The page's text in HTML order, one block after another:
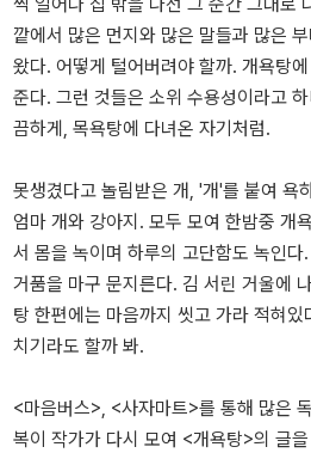
깥에서 많은 먼지와 많은 말들과 많은
왔다. 어떻게 털어버려야 할까. 개욕탕
준다. 그런 것들은 소위 수용성이라고
끔하게, 목욕탕에 다녀온 자기처럼.
못생겼다고 놀림받은 개, '개'를 붙여 욕
엄마 개와 강아지. 모두 모여 한밤중 개
서 몸을 녹이며 하루의 고단함도 녹인
거품을 마구 문지른다. 김 서린 거울에
탕 한편에는 마음까지 씻고 가라 적혀
치기라도 할까 봐.
<마음버스>, <사자마트>를 통해 많은
복이 작가가 다시 모여 <개욕탕>의 글